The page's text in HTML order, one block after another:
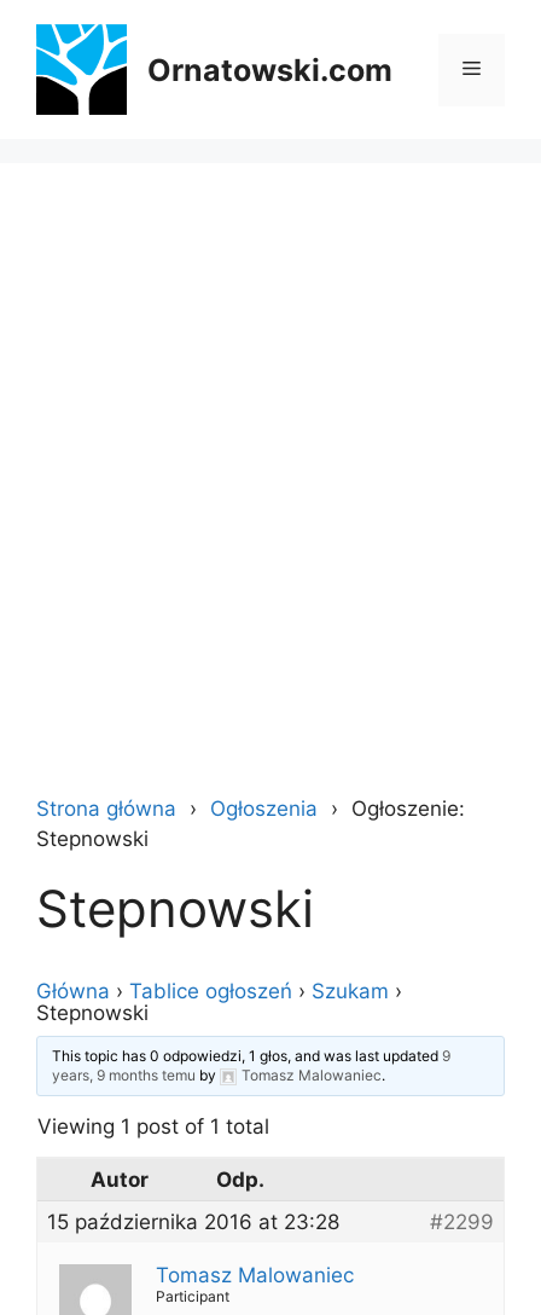
treści
Ornatowski.com Menu
Strona główna Ogłoszenia
Ogłoszenie:
Stepnowski
Stepnowski
Główna › Tablice ogłoszeń › Szukam ›
Stepnowski
This topic has 0 odpowiedzi, 1 głos, and was last updated9
years, 9 months temu by Tomasz Malowaniec.
Viewing 1 post of 1 total
Autor
Odp.
15 października 2016 at 23:28
#2299
Tomasz Malowaniec
Participant